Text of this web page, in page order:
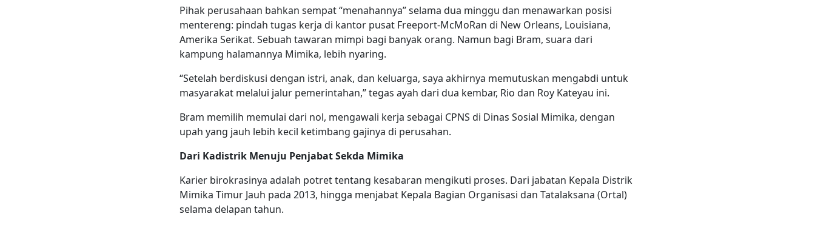
Pihak perusahaan bahkan sempat “menahannya” selama dua minggu dan menawarkan posisi
mentereng: pindah tugas kerja di kantor pusat Freeport-McMoRan di New Orleans, Louisiana,
Amerika Serikat. Sebuah tawaran mimpi bagi banyak orang. Namun bagi Bram, suara dari
kampung halamannya Mimika, lebih nyaring.
“Setelah berdiskusi dengan istri, anak, dan keluarga, saya akhirnya memutuskan mengabdi untuk
masyarakat melalui jalur pemerintahan,” tegas ayah dari dua kembar, Rio dan Roy Kateyau ini.
Bram memilih memulai dari nol, mengawali kerja sebagai CPNS di Dinas Sosial Mimika, dengan
upah yang jauh lebih kecil ketimbang gajinya di perusahan.
Dari Kadistrik Menuju Penjabat Sekda Mimika
Karier birokrasinya adalah potret ten­tang kesabaran mengikuti proses. Dari jabatan Kepala Distrik
Mimika Timur Jauh pada 2013, hingga menjabat Kepala Bagian Organisasi dan Tatalaksana (Ortal)
selama delapan tahun.